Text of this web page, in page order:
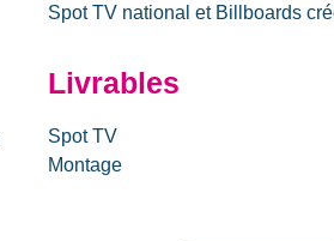
Spot TV national et Billboards
Livrables
Spot TV
Montage